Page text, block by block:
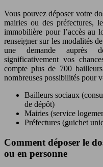
Vous pouvez déposer votre
mairies ou des préfectures,
immobilière pour l’accès au
renseigner sur les modalités
une demande auprès
significativement vos
compte plus de 700
nombreuses possibilités pour
Bailleurs sociaux
de dépôt)
Mairies (service
Préfectures (guichet
Comment déposer le
ou en personne